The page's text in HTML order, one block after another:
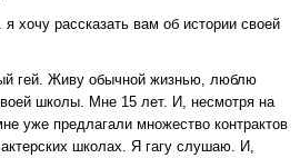
хочу рассказать вам об истории своей
гей. Живу обычной жизнью, люблю
школы. Мне 15 лет. И, несмотря на
уже предлагали множество контрактов
школах. Я гагу слушаю. И,